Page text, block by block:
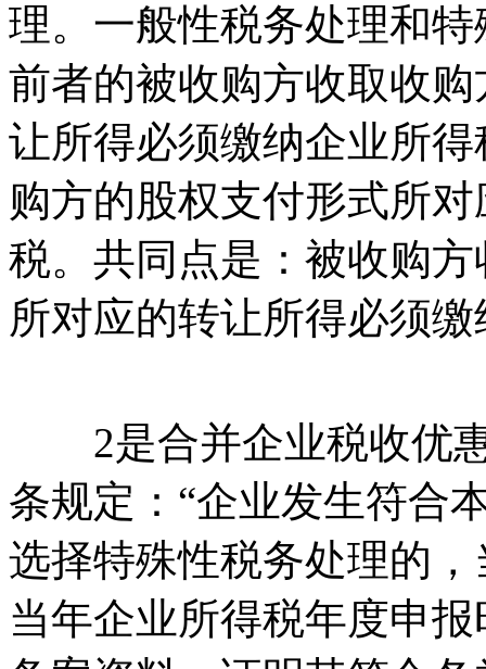
理。一般性税务处理和
前者的被收购方收取收
让所得必须缴纳企业所
购方的股权支付形式所
税。共同点是：被收购
所对应的转让所得必须
2是合并企业税收优惠
条规定：“企业发生符合
选择特殊性税务处理的
当年企业所得税年度申